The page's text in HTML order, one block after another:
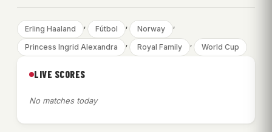
Erling Haaland , Fútbol , Norway ,
Princess Ingrid Alexandra , Royal Family , World Cup
LIVE SCORES
No matches today